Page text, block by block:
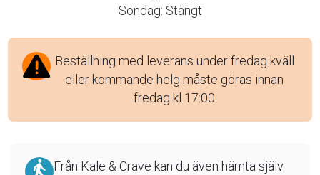
Söndag: Stängt
Beställning med leverans under fredag kväll
eller kommande helg måste göras innan
fredag kl 17:00
Från Kale & Crave kan du även hämta själv